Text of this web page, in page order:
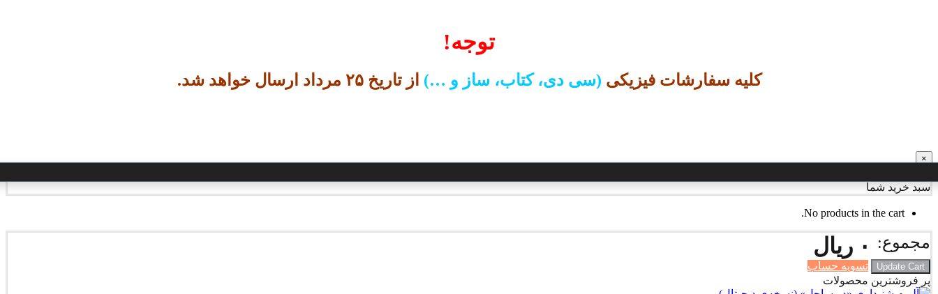
توجه!
کلیه سفارشاتفیزیکی (سی دی، کتاب، ساز و …) از تاریخ ۲۵ مرداد ارسال خواهد شد.
×
سبد خرید شما
No products in the cart.
مجموع: ۰ ریال
Update Cart
تسویه حساب
پر فروشترین محصولات